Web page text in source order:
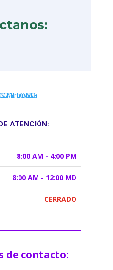
ATENCIÓN:
8:00 AM - 4:00 PM
8:00 AM - 12:00 MD
CERRADO
de contacto: